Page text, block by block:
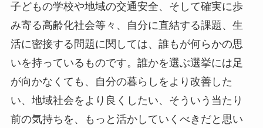
子どもの学校や地域の交通安全、そして確実に歩
み寄る高齢化社会等々、自分に直結する課題、生
活に密接する問題に関しては、誰もが何らかの思
いを持っているものです。誰かを選ぶ選挙には足
が向かなくても、自分の暮らしをより改善した
い、地域社会をより良くしたい、そういう当たり
前の気持ちを、もっと活かしていくべきだと思い